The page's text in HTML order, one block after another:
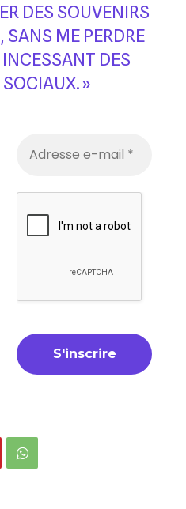
DES SOUVENIRS
ME PERDRE
DES
SOCIAUX. »